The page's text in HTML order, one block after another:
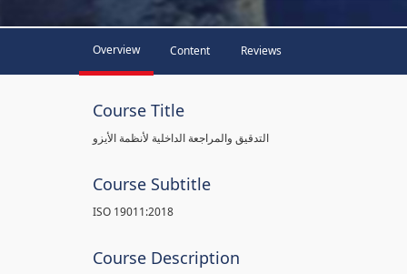
Overview Content Reviews
Course Title
التدقيق والمراجعة الداخلية لأنظمة الأيزو
Course Subtitle
ISO 19011:2018
Course Description